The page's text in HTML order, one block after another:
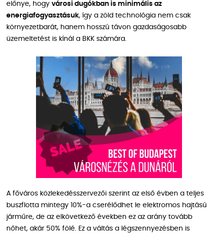
előnye, hogy városi dugókban is minimális az
energiafogyasztásuk, így a zöld technológia nem csak
környezetbarát, hanem hosszú távon gazdaságosabb
üzemeltetést is kínál a BKK számára.
A főváros közlekedésszervezői szerint az első évben a teljes
buszflotta mintegy 10%-a cserélődhet le elektromos hajtású
járműre, de az elkövetkező években ez az arány tovább
nőhet, akár 50% fölé. Ez a váltás a légszennyezésben is